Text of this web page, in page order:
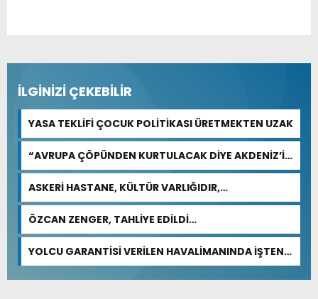
İLGİNİZİ ÇEKEBİLİR
YASA TEKLİFİ ÇOCUK POLİTİKASI ÜRETMEKTEN UZAK
“AVRUPA ÇÖPÜNDEN KURTULACAK DİYE AKDENİZ’İ
FEDA EDEMEZSİNİZ!”
ASKERİ HASTANE, KÜLTÜR VARLIĞIDIR,
ÖZELLEŞTİRİLEMEZ!
ÖZCAN ZENGER, TAHLİYE EDİLDİ…
YOLCU GARANTİSİ VERİLEN HAVALİMANINDA İŞTEN
ÇIKARMA VAR